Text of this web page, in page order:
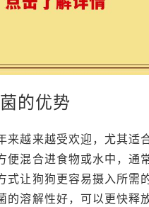
的优势
来越来越受欢迎，尤其适
便混合进食物或水中，通
式让狗狗更容易摄入所需
的溶解性好，可以更快释